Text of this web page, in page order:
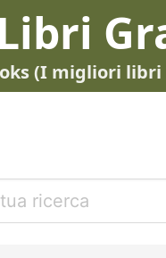
(I migliori libri